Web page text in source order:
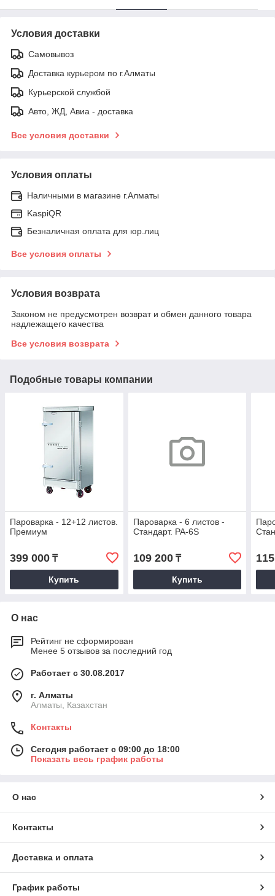
Условия доставки
Самовывоз
Доставка курьером по г.Алматы
Курьерской службой
Авто, ЖД, Авиа - доставка
Все условия доставки
Условия оплаты
Наличными в магазине г.Алматы
KaspiQR
Безналичная оплата для юр.лиц
Все условия оплаты
Условия возврата
Законом не предусмотрен возврат и обмен данного товара
надлежащего качества
Все условия возврата
Подобные товары компании
Пароварка - 12+12 листов.
Премиум
399 000 ₸
Купить
Пароварка - 6 листов -
Стандарт. PA-6S
109 200₸
Купить
О нас
Рейтинг не сформирован
Менее 5 отзывов за последний год
Работает с 30.08.2017
г. Алматы
Алматы, Казахстан
Контакты
Сегодня работает с 09:00 до 18:00
Показать весь график работы
О нас
Контакты
Доставка и оплата
График работы